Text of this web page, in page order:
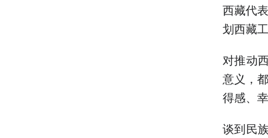
西藏代
划西藏
对推动
意义，
得感、
谈到民